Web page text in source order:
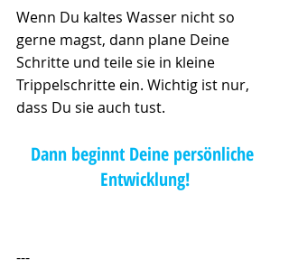
Wenn Du kaltes Wasser nicht so
gerne magst, dann plane Deine
Schritte und teile sie in kleine
Trippelschritte ein. Wichtig ist nur,
dass Du sie auch tust.
Dann beginnt Deine persönliche
Entwicklung!
---